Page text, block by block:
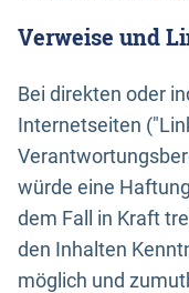
Verweise und
Bei direkten oder
Internetseiten
würde eine
dem Fall in Kraft
den Inhalten
möglich und